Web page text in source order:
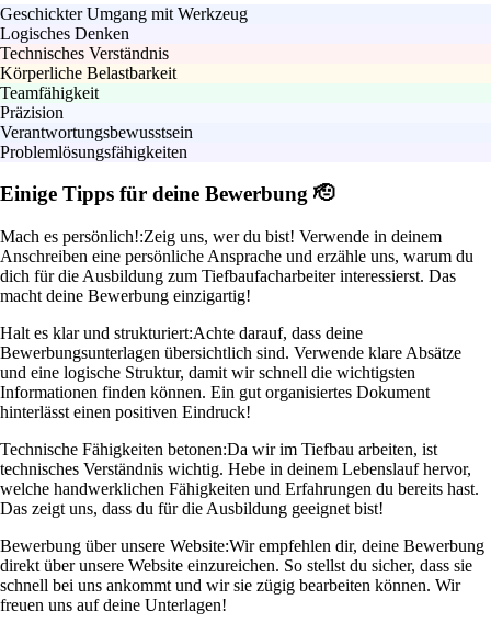
Geschickter Umgang mit Werkzeug
Logisches Denken
Technisches Verständnis
Körperliche Belastbarkeit
Teamfähigkeit
Präzision
Verantwortungsbewusstsein
Problemlösungsfähigkeiten
Einige Tipps für deine Bewerbung 🫡
Mach es persönlich!:Zeig uns, wer du bist! Verwende in deinem
Anschreiben eine persönliche Ansprache und erzähle uns, warum du
dich für die Ausbildung zum Tiefbaufacharbeiter interessierst. Das
macht deine Bewerbung einzigartig!
Halt es klar und strukturiert:Achte darauf, dass deine
Bewerbungsunterlagen übersichtlich sind. Verwende klare Absätze
und eine logische Struktur, damit wir schnell die wichtigsten
Informationen finden können. Ein gut organisiertes Dokument
hinterlässt einen positiven Eindruck!
Technische Fähigkeiten betonen:Da wir im Tiefbau arbeiten, ist
technisches Verständnis wichtig. Hebe in deinem Lebenslauf hervor,
welche handwerklichen Fähigkeiten und Erfahrungen du bereits hast.
Das zeigt uns, dass du für die Ausbildung geeignet bist!
Bewerbung über unsere Website:Wir empfehlen dir, deine Bewerbung
direkt über unsere Website einzureichen. So stellst du sicher, dass sie
schnell bei uns ankommt und wir sie zügig bearbeiten können. Wir
freuen uns auf deine Unterlagen!